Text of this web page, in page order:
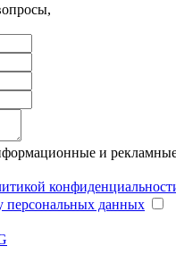
и
персональных данных